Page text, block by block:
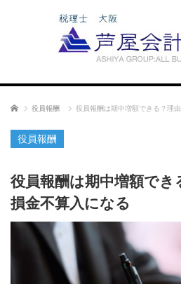
役員報酬
役員報酬は期中増額できる？理
役員報酬
役員報酬は期中増額でき
損金不算入になる